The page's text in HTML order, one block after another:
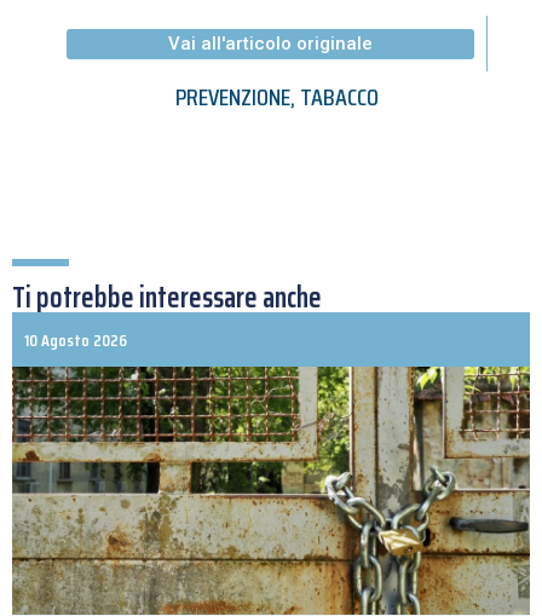
Vai all'articolo originale
PREVENZIONE,TABACCO
Ti potrebbe interessare anche
10 Agosto 2026